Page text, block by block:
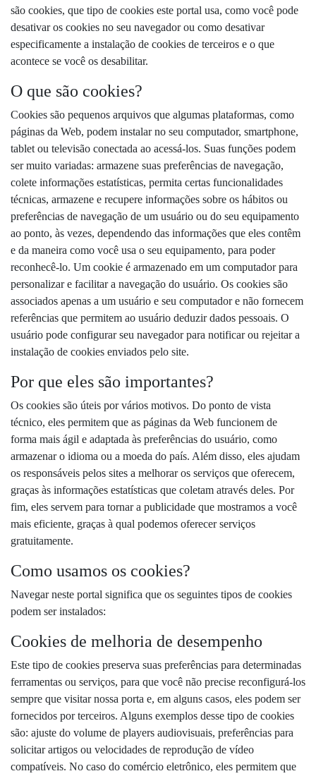
são cookies, que tipo de cookies este portal usa, como você pode
desativar os cookies no seu navegador ou como desativar
especificamente a instalação de cookies de terceiros e o que
acontece se você os desabilitar.
O que são cookies?
Cookies são pequenos arquivos que algumas plataformas, como
páginas da Web, podem instalar no seu computador, smartphone,
tablet ou televisão conectada ao acessá-los. Suas funções podem
ser muito variadas: armazene suas preferências de navegação,
colete informações estatísticas, permita certas funcionalidades
técnicas, armazene e recupere informações sobre os hábitos ou
preferências de navegação de um usuário ou do seu equipamento
ao ponto, às vezes, dependendo das informações que eles contêm
e da maneira como você usa o seu equipamento, para poder
reconhecê-lo. Um cookie é armazenado em um computador para
personalizar e facilitar a navegação do usuário. Os cookies são
associados apenas a um usuário e seu computador e não fornecem
referências que permitem ao usuário deduzir dados pessoais. O
usuário pode configurar seu navegador para notificar ou rejeitar a
instalação de cookies enviados pelo site.
Por que eles são importantes?
Os cookies são úteis por vários motivos. Do ponto de vista
técnico, eles permitem que as páginas da Web funcionem de
forma mais ágil e adaptada às preferências do usuário, como
armazenar o idioma ou a moeda do país. Além disso, eles ajudam
os responsáveis ​​pelos sites a melhorar os serviços que oferecem,
graças às informações estatísticas que coletam através deles. Por
fim, eles servem para tornar a publicidade que mostramos a você
mais eficiente, graças à qual podemos oferecer serviços
gratuitamente.
Como usamos os cookies?
Navegar neste portal significa que os seguintes tipos de cookies
podem ser instalados:
Cookies de melhoria de desempenho
Este tipo de cookies preserva suas preferências para determinadas
ferramentas ou serviços, para que você não precise reconfigurá-los
sempre que visitar nossa porta e, em alguns casos, eles podem ser
fornecidos por terceiros. Alguns exemplos desse tipo de cookies
são: ajuste do volume de players audiovisuais, preferências para
solicitar artigos ou velocidades de reprodução de vídeo
compatíveis. No caso do comércio eletrônico, eles permitem que